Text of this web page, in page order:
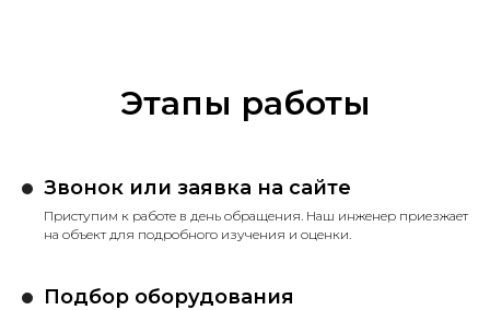
Этапы работы
Звонок или заявка на сайте
Приступим к работе в день обращения. Наш инженер приезжает
на объект для подробного изучения и оценки.
Подбор оборудования